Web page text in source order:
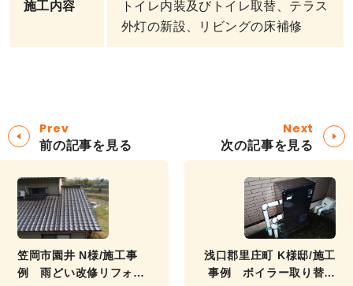
施工内容
トイレ内装及びトイレ取替、テラス
外灯の新設、リビングの床補修
Prev
前の記事を見る
笠岡市園井 N様/施工事
例 雨どい改修リフォー
Next
次の記事を見る
浅口郡里庄町 K様邸/施工
事例 ボイラー取り替え